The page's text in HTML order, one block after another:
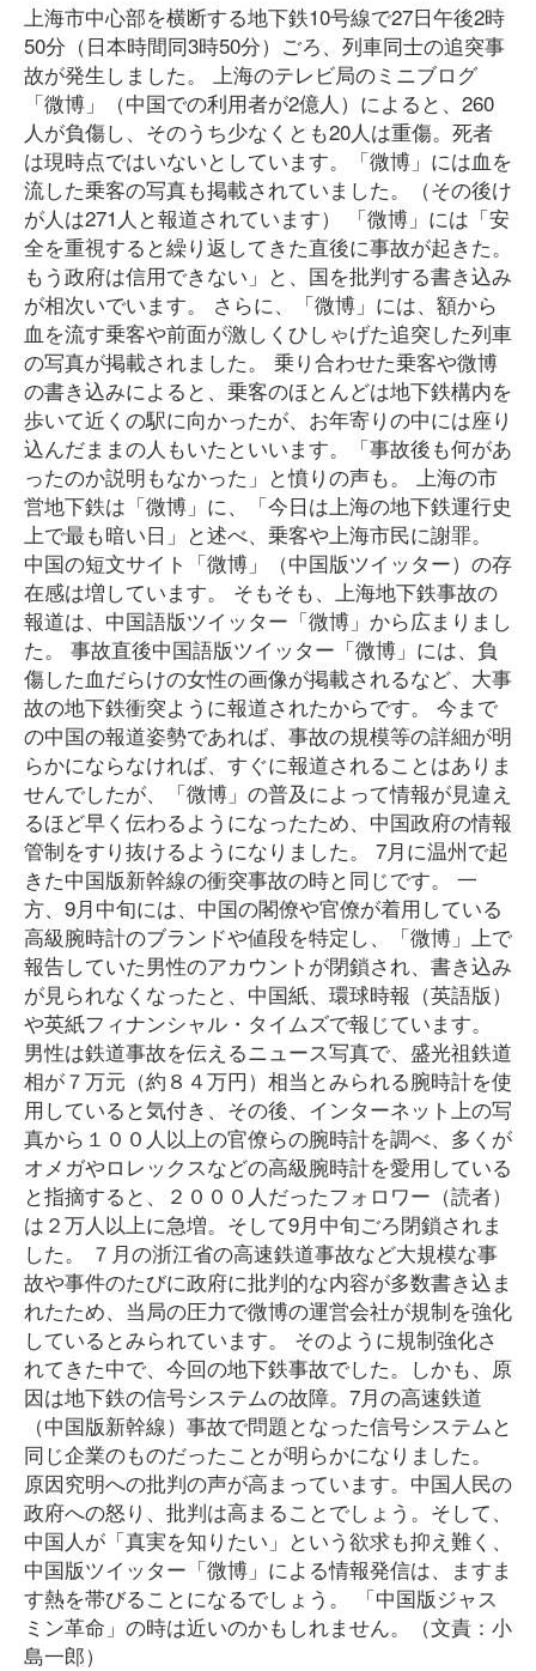
上海市中心部を横断する地下鉄10号線で27日午後2時
50分（日本時間同3時50分）ごろ、列車同士の追突事
故が発生しました。 上海のテレビ局のミニブログ
「微博」（中国での利用者が2億人）によると、260
人が負傷し、そのうち少なくとも20人は重傷。死者
は現時点ではいないとしています。「微博」には血を
流した乗客の写真も掲載されていました。（その後け
が人は271人と報道されています） 「微博」には「安
全を重視すると繰り返してきた直後に事故が起きた。
もう政府は信用できない」と、国を批判する書き込み
が相次いでいます。 さらに、「微博」には、額から
血を流す乗客や前面が激しくひしゃげた追突した列車
の写真が掲載されました。 乗り合わせた乗客や微博
の書き込みによると、乗客のほとんどは地下鉄構内を
歩いて近くの駅に向かったが、お年寄りの中には座り
込んだままの人もいたといいます。「事故後も何があ
ったのか説明もなかった」と憤りの声も。 上海の市
営地下鉄は「微博」に、「今日は上海の地下鉄運行史
上で最も暗い日」と述べ、乗客や上海市民に謝罪。
中国の短文サイト「微博」（中国版ツイッター）の存
在感は増しています。 そもそも、上海地下鉄事故の
報道は、中国語版ツイッター「微博」から広まりまし
た。 事故直後中国語版ツイッター「微博」には、負
傷した血だらけの女性の画像が掲載されるなど、大事
故の地下鉄衝突ように報道されたからです。 今まで
の中国の報道姿勢であれば、事故の規模等の詳細が明
らかにならなければ、すぐに報道されることはありま
せんでしたが、「微博」の普及によって情報が見違え
るほど早く伝わるようになったため、中国政府の情報
管制をすり抜けるようになりました。 7月に温州で起
きた中国版新幹線の衝突事故の時と同じです。 一
方、9月中旬には、中国の閣僚や官僚が着用している
高級腕時計のブランドや値段を特定し、「微博」上で
報告していた男性のアカウントが閉鎖され、書き込み
が見られなくなったと、中国紙、環球時報（英語版）
や英紙フィナンシャル・タイムズで報じています。
男性は鉄道事故を伝えるニュース写真で、盛光祖鉄道
相が７万元（約８４万円）相当とみられる腕時計を使
用していると気付き、その後、インターネット上の写
真から１００人以上の官僚らの腕時計を調べ、多くが
オメガやロレックスなどの高級腕時計を愛用している
と指摘すると、２０００人だったフォロワー（読者）
は２万人以上に急増。そして9月中旬ごろ閉鎖されま
した。 ７月の浙江省の高速鉄道事故など大規模な事
故や事件のたびに政府に批判的な内容が多数書き込ま
れたため、当局の圧力で微博の運営会社が規制を強化
しているとみられています。 そのように規制強化さ
れてきた中で、今回の地下鉄事故でした。しかも、原
因は地下鉄の信号システムの故障。7月の高速鉄道
（中国版新幹線）事故で問題となった信号システムと
同じ企業のものだったことが明らかになりました。
原因究明への批判の声が高まっています。中国人民の
政府への怒り、批判は高まることでしょう。そして、
中国人が「真実を知りたい」という欲求も抑え難く、
中国版ツイッター「微博」による情報発信は、ますま
す熱を帯びることになるでしょう。 「中国版ジャス
ミン革命」の時は近いのかもしれません。（文責：小
島一郎）